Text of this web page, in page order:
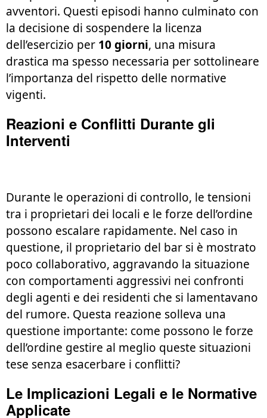
avventori. Questi episodi hanno culminato con
la decisione di sospendere la licenza
dell’esercizio per 10 giorni, una misura
drastica ma spesso necessaria per sottolineare
l’importanza del rispetto delle normative
vigenti.
Reazioni e Conflitti Durante gli
Interventi
Durante le operazioni di controllo, le tensioni
tra i proprietari dei locali e le forze dell’ordine
possono escalare rapidamente. Nel caso in
questione, il proprietario del bar si è mostrato
poco collaborativo, aggravando la situazione
con comportamenti aggressivi nei confronti
degli agenti e dei residenti che si lamentavano
del rumore. Questa reazione solleva una
questione importante: come possono le forze
dell’ordine gestire al meglio queste situazioni
tese senza esacerbare i conflitti?
Le Implicazioni Legali e le Normative
Applicate